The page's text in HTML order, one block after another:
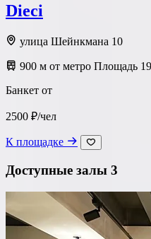
Dieci
улица Шейнкмана 10
900 м от метро Площадь
Банкет от
2500 ₽/чел
К площадке
Доступные залы 3